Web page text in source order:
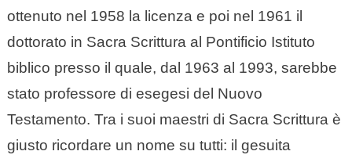
ottenuto nel 1958 la licenza e poi nel 1961 il
dottorato in Sacra Scrittura al Pontificio Istituto
biblico presso il quale, dal 1963 al 1993, sarebbe
stato professore di esegesi del Nuovo
Testamento. Tra i suoi maestri di Sacra Scrittura è
giusto ricordare un nome su tutti: il gesuita